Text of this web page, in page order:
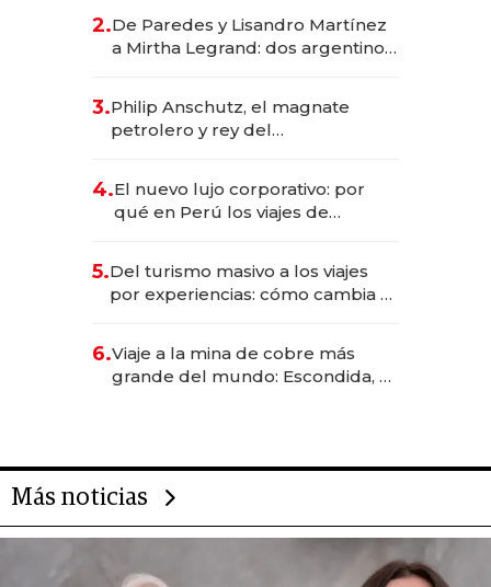
las marcas "fast premium"
2.De Paredes y Lisandro Martínez
a Mirtha Legrand: dos argentinos
3.Philip Anschutz, el magnate
petrolero y rey del
Fénix
4.El nuevo lujo corporativo: por
qué en Perú los viajes de
transformadoras
5.Del turismo masivo a los viajes
por experiencias: cómo cambia el
6.Viaje a la mina de cobre más
grande del mundo: Escondida, el
Más noticias